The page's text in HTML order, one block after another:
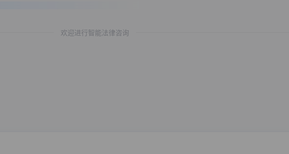
欢迎进行智能法律咨询